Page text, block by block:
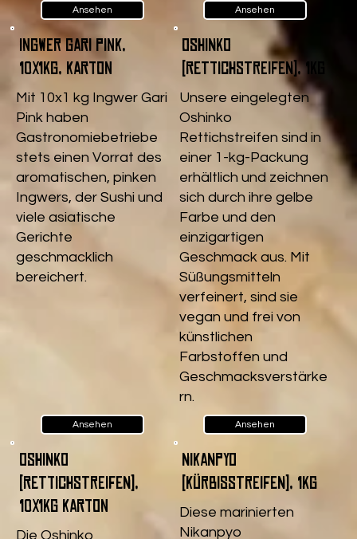
Ansehen Ansehen
Ingwer Gari pink,
10x1kg, Karton
Mit 10x1 kg Ingwer Gari
Pink haben
Gastronomiebetriebe
stets einen Vorrat des
aromatischen, pinken
Ingwers, der Sushi und
viele asiatische
Gerichte
geschmacklich
bereichert.
Ansehen
Oshinko
(Rettichstreifen), 1kg
Unsere eingelegten
Oshinko
Rettichstreifen sind in
einer 1-kg-Packung
erhältlich und zeichnen
sich durch ihre gelbe
Farbe und den
einzigartigen
Geschmack aus. Mit
Süßungsmitteln
verfeinert, sind sie
vegan und frei von
künstlichen
Farbstoffen und
Geschmacksverstärke
rn.
Ansehen
Oshinko
(Rettichstreifen),
10x1kg Karton
Die Oshinko
Nikanpyo
(Kürbisstreifen), 1kg
Diese marinierten
Nikanpyo